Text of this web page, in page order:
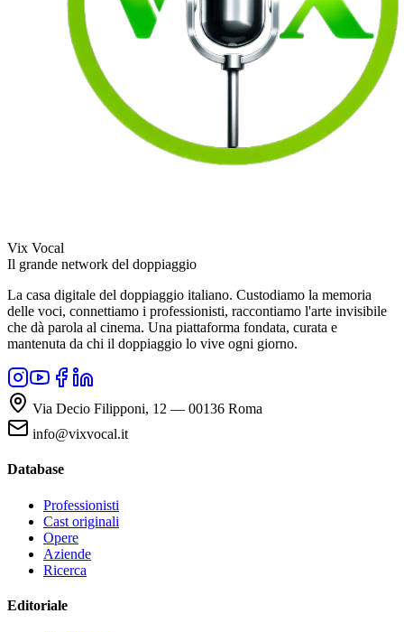
Vix Vocal
Il grande network del doppiaggio
La casa digitale del doppiaggio italiano. Custodiamo la memoria
delle voci, connettiamo i professionisti, raccontiamo l'arte invisibile
che dà parola al cinema. Una piattaforma fondata, curata e
mantenuta da chi il doppiaggio lo vive ogni giorno.
Via Decio Filipponi, 12 — 00136 Roma
info@vixvocal.it
Database
Professionisti
Cast originali
Opere
Aziende
Ricerca
Editoriale